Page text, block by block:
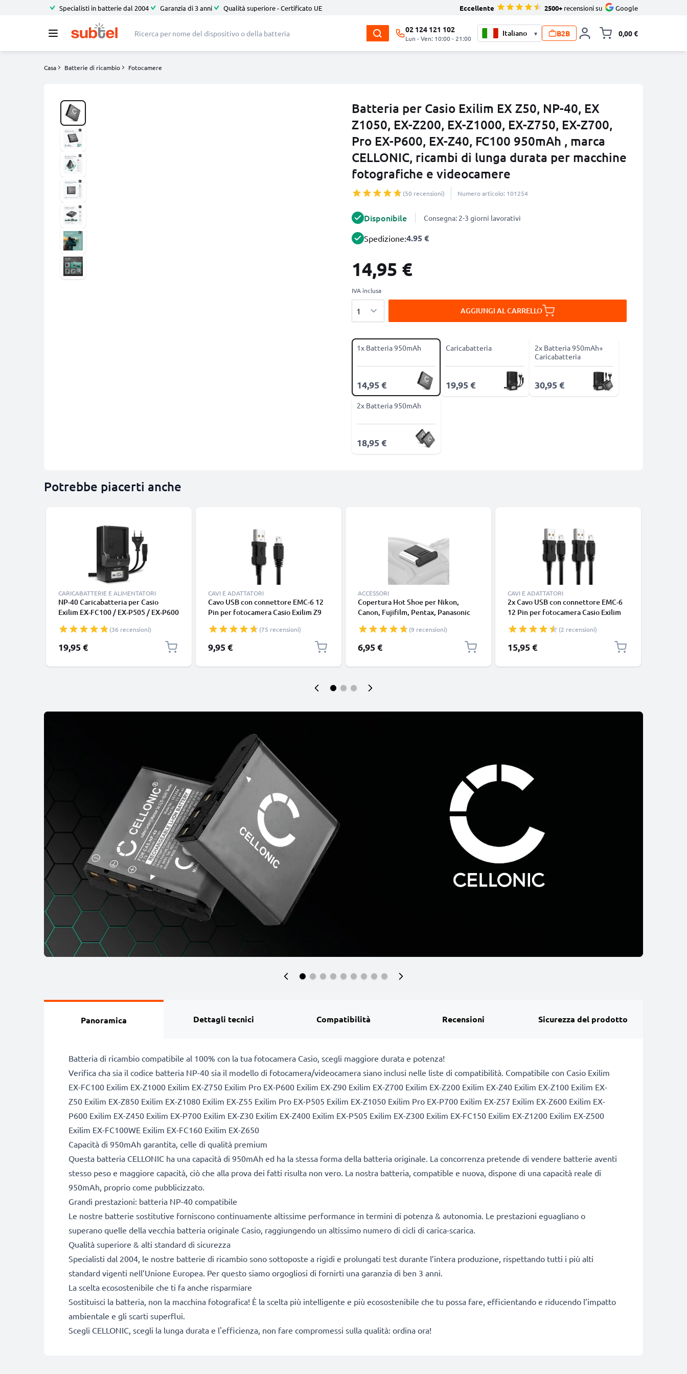
Specialisti in batterie dal 2004 Garanzia di 3 anni Qualità superiore - Certificato UE Eccellente 2500+ recensioni su Google
02 124 121 102
Lun - Ven: 10:00 - 21:00
▾ B2B 0,00 €
Casa Batterie di ricambio Fotocamere
Batteria per Casio Exilim EX Z50, NP-40, EX
Z1050, EX-Z200, EX-Z1000, EX-Z750, EX-Z700,
Pro EX-P600, EX-Z40, FC100 950mAh , marca
CELLONIC, ricambi di lunga durata per macchine
fotografiche e videocamere
(50 recensioni) Numero articolo: 101254
Disponibile Consegna: 2-3 giorni lavorativi
Spedizione:4.95 €
14,95 €
IVA inclusa
AGGIUNGI AL CARRELLO
1x Batteria 950mAh
14,95 €
Caricabatteria
19,95 €
2x Batteria 950mAh+
Caricabatteria
30,95 €
2x Batteria 950mAh
18,95 €
Potrebbe piacerti anche
CARICABATTERIE E ALIMENTATORI
NP-40 Caricabatteria per Casio
Exilim EX-FC100 / EX-P505 / EX-P600
Batterie per fotocamera marca
CELLONIC
(36 recensioni)
19,95 €
CAVI E ADATTATORI
Cavo USB con connettore EMC-6 12
Pin per fotocamera Casio Exilim Z9
S12 Z200 Z90 FH100 H10 H30 Filo
lungo 1m ricarica cavetto dati in
piacevole PVC nero
(75 recensioni)
9,95 €
ACCESSORI
Copertura Hot Shoe per Nikon,
Canon, Fujifilm, Pentax, Panasonic
(9 recensioni)
6,95 €
CAVI E ADATTATORI
2x Cavo USB con connettore EMC-6
12 Pin per fotocamera Casio Exilim
Casio FC100, TR150, EXH15 Filo
lungo 1m ricarica 0.5A cavetto dati
in piacevole PVC nero
(2 recensioni)
15,95 €
Panoramica Dettagli tecnici Compatibilità Recensioni Sicurezza del prodotto
Batteria di ricambio compatibile al 100% con la tua fotocamera Casio, scegli maggiore durata e potenza!
Verifica cha sia il codice batteria NP-40 sia il modello di fotocamera/videocamera siano inclusi nelle liste di compatibilità. Compatibile con Casio Exilim
EX-FC100 Exilim EX-Z1000 Exilim EX-Z750 Exilim Pro EX-P600 Exilim EX-Z90 Exilim EX-Z700 Exilim EX-Z200 Exilim EX-Z40 Exilim EX-Z100 Exilim EX-
Z50 Exilim EX-Z850 Exilim EX-Z1080 Exilim EX-Z55 Exilim Pro EX-P505 Exilim EX-Z1050 Exilim Pro EX-P700 Exilim EX-Z57 Exilim EX-Z600 Exilim EX-
P600 Exilim EX-Z450 Exilim EX-P700 Exilim EX-Z30 Exilim EX-Z400 Exilim EX-P505 Exilim EX-Z300 Exilim EX-FC150 Exilim EX-Z1200 Exilim EX-Z500
Exilim EX-FC100WE Exilim EX-FC160 Exilim EX-Z650
Capacità di 950mAh garantita, celle di qualità premium
Questa batteria CELLONIC ha una capacità di 950mAh ed ha la stessa forma della batteria originale. La concorrenza pretende di vendere batterie aventi
stesso peso e maggiore capacità, ciò che alla prova dei fatti risulta non vero. La nostra batteria, compatible e nuova, dispone di una capacità reale di
950mAh, proprio come pubblicizzato.
Grandi prestazioni: batteria NP-40 compatibile
Le nostre batterie sostitutive forniscono continuamente altissime performance in termini di potenza & autonomia. Le prestazioni eguagliano o
superano quelle della vecchia batteria originale Casio, raggiungendo un altissimo numero di cicli di carica-scarica.
Qualità superiore & alti standard di sicurezza
Specialisti dal 2004, le nostre batterie di ricambio sono sottoposte a rigidi e prolungati test durante l’intera produzione, rispettando tutti i più alti
standard vigenti nell’Unione Europea. Per questo siamo orgogliosi di fornirti una garanzia di ben 3 anni.
La scelta ecosostenibile che ti fa anche risparmiare
Sostituisci la batteria, non la macchina fotografica! È la scelta più intelligente e più ecosostenibile che tu possa fare, efficientando e riducendo l’impatto
ambientale e gli scarti superflui.
Scegli CELLONIC, scegli la lunga durata e l'efficienza, non fare compromessi sulla qualità: ordina ora!